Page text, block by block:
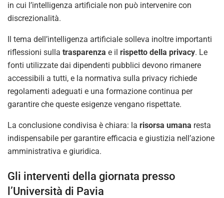
in cui l’intelligenza artificiale non può intervenire con
discrezionalità.
Il tema dell’intelligenza artificiale solleva inoltre importanti
riflessioni sulla trasparenza e il rispetto della privacy. Le
fonti utilizzate dai dipendenti pubblici devono rimanere
accessibili a tutti, e la normativa sulla privacy richiede
regolamenti adeguati e una formazione continua per
garantire che queste esigenze vengano rispettate.
La conclusione condivisa è chiara: la risorsa umana resta
indispensabile per garantire efficacia e giustizia nell’azione
amministrativa e giuridica.
Gli interventi della giornata presso
l’Università di Pavia